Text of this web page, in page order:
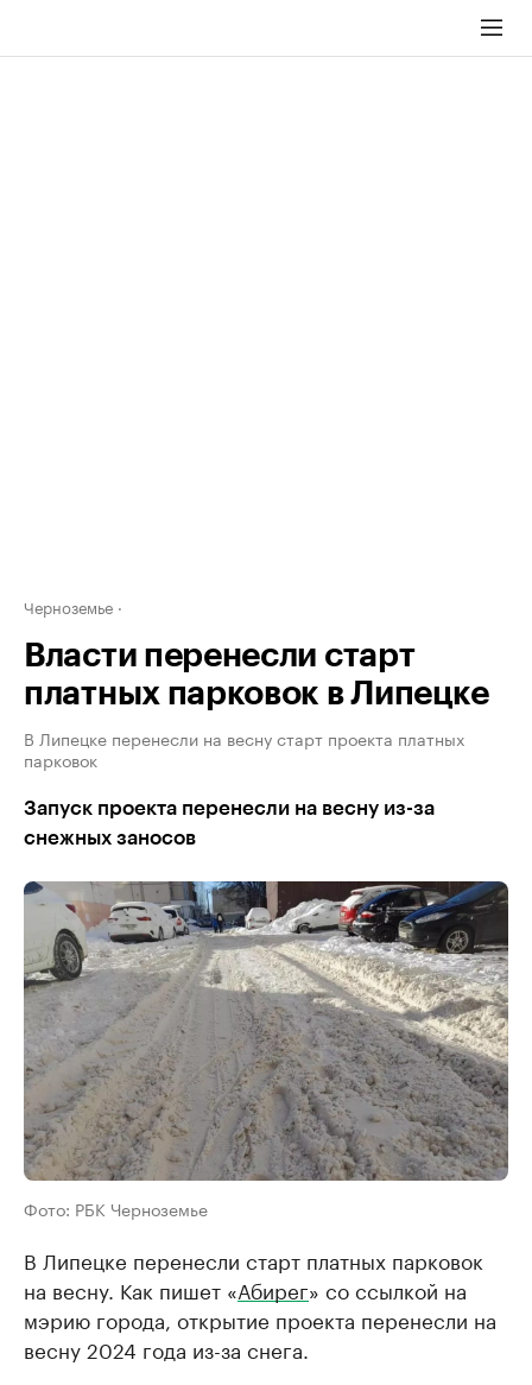
Черноземье
Власти перенесли старт
платных парковок в Липецке
В Липецке перенесли на весну старт проекта платных
парковок
Запуск проекта перенесли на весну из-за
снежных заносов
Фото: РБК Черноземье
В Липецке перенесли старт платных парковок
на весну. Как пишет «Абирег» со ссылкой на
мэрию города, открытие проекта перенесли на
весну 2024 года из-за снега.